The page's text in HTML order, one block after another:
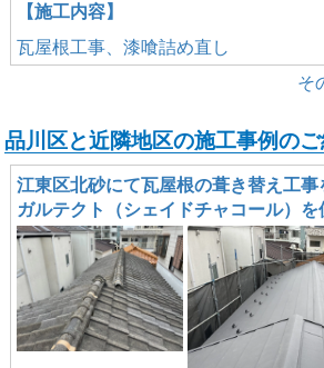
【施工内容】
瓦屋根工事、漆喰詰め直し
そ
品川区と近隣地区の施工事例の
江東区北砂にて瓦屋根の葺き替え工
ガルテクト（シェイドチャコール）を